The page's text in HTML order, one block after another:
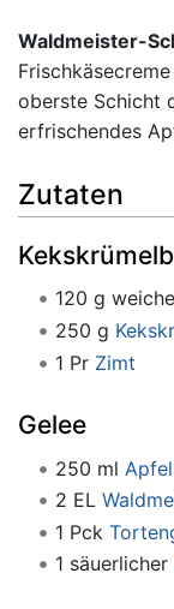
Waldmeister-
oberste Schicht
erfrischendes
Zutaten
120 g weiche
250 g
1 Pr Zimt
Gelee
250 ml
2 EL
1 Pck
1 säuerlicher